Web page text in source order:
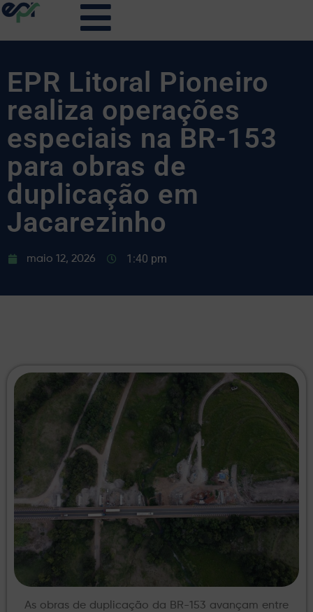
EPR Litoral Pioneiro
realiza operações
especiais na BR-153
para obras de
duplicação em
Jacarezinho
maio 12, 2026 1:40 pm
As obras de duplicação da BR-153 avançam entre